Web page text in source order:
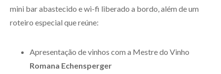
mini bar abastecido e wi-fi liberado a bordo, além de um
roteiro especial que reúne:
Apresentação de vinhos com a Mestre do Vinho
Romana Echensperger